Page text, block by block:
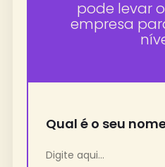
pode levar
empresa
Qual é o seu